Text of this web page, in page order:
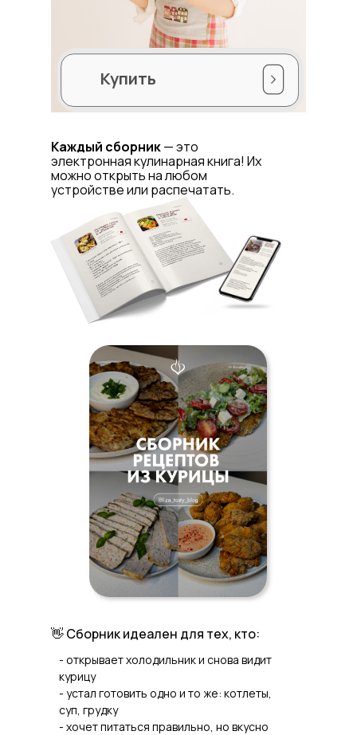
Купить
Каждый сборник— это
электронная кулинарная книга! Их
можно открыть на любом
устройстве или распечатать.
👋 Сборник идеален для тех, кто:
- открывает холодильник и снова видит
курицу
- устал готовить одно и то же: котлеты,
суп, грудку
- хочет питаться правильно, но вкусно